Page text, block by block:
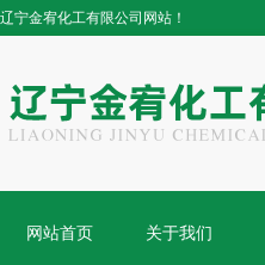
辽宁金宥化工有限公司网站！
网站首页 关于我们